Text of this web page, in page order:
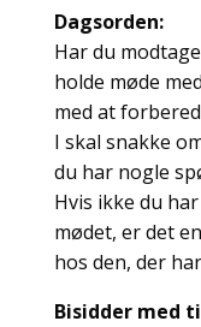
Dagsorden:
Har du
holde møde
med at
I skal snakke
du har nogle
Hvis ikke du
mødet, er det
hos den, der
Bisidder med